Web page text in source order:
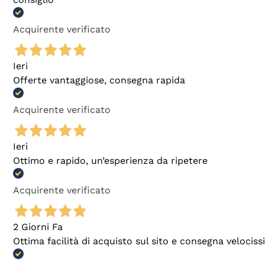
Acquirente verificato
Ieri
Offerte vantaggiose, consegna rapida
Acquirente verificato
Ieri
Ottimo e rapido, un’esperienza da ripetere
Acquirente verificato
2 Giorni Fa
Ottima facilità di acquisto sul sito e consegna